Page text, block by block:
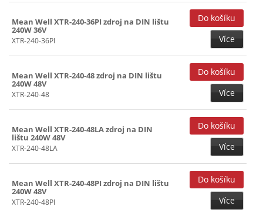
Mean Well XTR-240-36PI zdroj na DIN lištu
240W 36V
XTR-240-36PI Více
Mean Well XTR-240-48 zdroj na DIN lištu
240W 48V
XTR-240-48 Více
Mean Well XTR-240-48LA zdroj na DIN
lištu 240W 48V
XTR-240-48LA Více
Mean Well XTR-240-48PI zdroj na DIN lištu
240W 48V
XTR-240-48PI Více